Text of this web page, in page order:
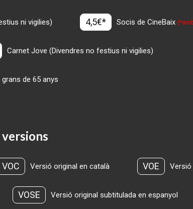
ni vigilies) 4,5€* Socis de CineBaix
Carnet Jove (Divendres no festius ni vigilies)
grans de 65 anys
VOC Versió original en català VOE Versió
VOSE Versió original subtitulada en espanyol